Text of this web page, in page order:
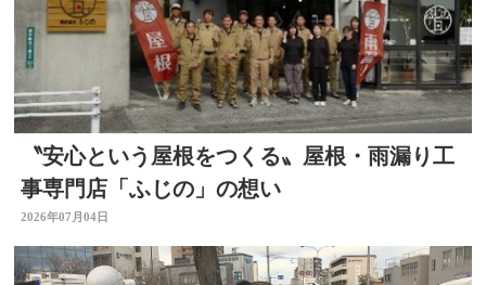
〝安心という屋根をつくる〟屋根・雨漏り工
事専門店「ふじの」の想い
2026年07月04日